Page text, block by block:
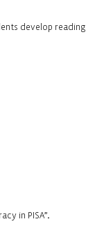
develop reading
in PISA”.